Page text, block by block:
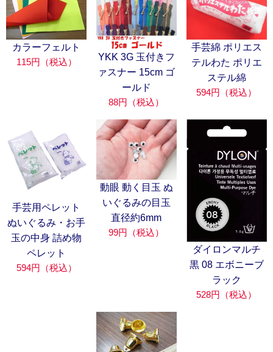
カラーフェルト
115円（税込）
YKK 3G 玉付きフ
ァスナー 15cm ゴ
ールド
88円（税込）
手芸綿 ポリエス
テルわた ポリエ
ステル綿
594円（税込）
手芸用ペレット
ぬいぐるみ・お手
玉の中身 詰め物
ペレット
594円（税込）
動眼 動く目玉 ぬ
いぐるみの目玉
直径約6mm
99円（税込）
ダイロンマルチ
黒 08 エボニーブ
ラック
528円（税込）